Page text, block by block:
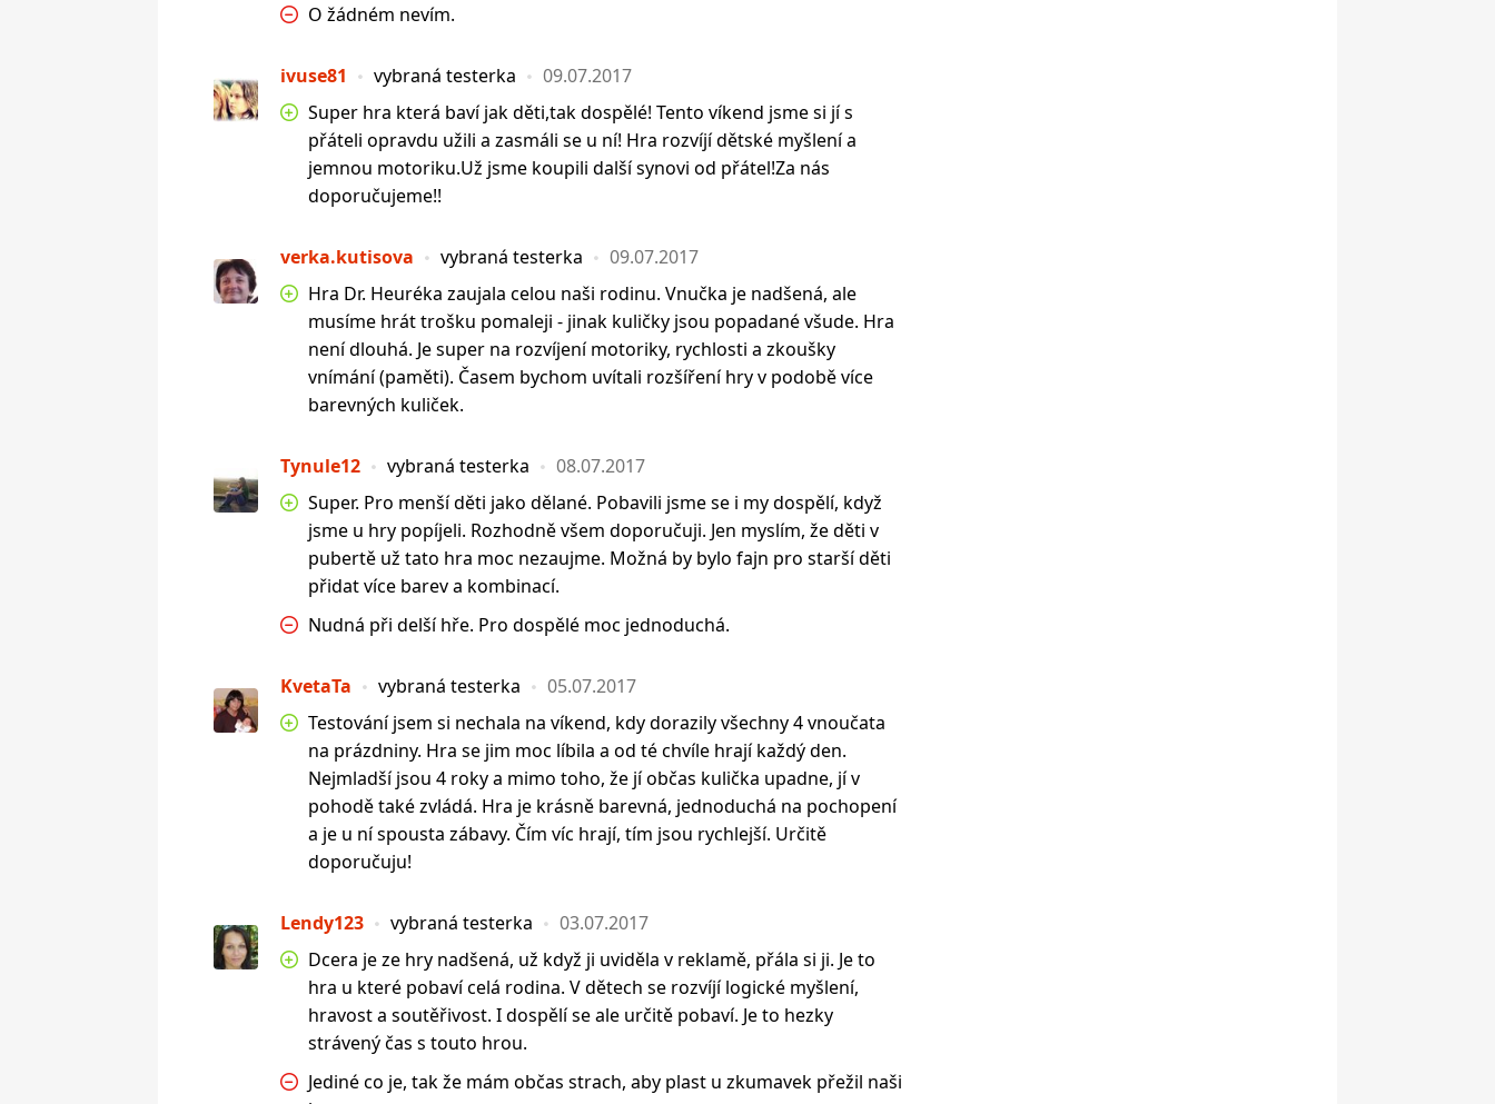
O žádném nevím.
ivuse81 vybraná testerka
09.07.2017
Super hra která baví jak děti,tak dospělé! Tento víkend jsme si jí s
přáteli opravdu užili a zasmáli se u ní! Hra rozvíjí dětské myšlení a
jemnou motoriku.Už jsme koupili další synovi od přátel!Za nás
doporučujeme!!
verka.kutisova vybraná testerka
09.07.2017
Hra Dr. Heuréka zaujala celou naši rodinu. Vnučka je nadšená, ale
musíme hrát trošku pomaleji - jinak kuličky jsou popadané všude. Hra
není dlouhá. Je super na rozvíjení motoriky, rychlosti a zkoušky
vnímání (paměti). Časem bychom uvítali rozšíření hry v podobě více
barevných kuliček.
Tynule12 vybraná testerka
08.07.2017
Super. Pro menší děti jako dělané. Pobavili jsme se i my dospělí, když
jsme u hry popíjeli. Rozhodně všem doporučuji. Jen myslím, že děti v
pubertě už tato hra moc nezaujme. Možná by bylo fajn pro starší děti
přidat více barev a kombinací.
Nudná při delší hře. Pro dospělé moc jednoduchá.
KvetaTa vybraná testerka
05.07.2017
Testování jsem si nechala na víkend, kdy dorazily všechny 4 vnoučata
na prázdniny. Hra se jim moc líbila a od té chvíle hrají každý den.
Nejmladší jsou 4 roky a mimo toho, že jí občas kulička upadne, jí v
pohodě také zvládá. Hra je krásně barevná, jednoduchá na pochopení
a je u ní spousta zábavy. Čím víc hrají, tím jsou rychlejší. Určitě
doporučuju!
Lendy123 vybraná testerka
03.07.2017
Dcera je ze hry nadšená, už když ji uviděla v reklamě, přála si ji. Je to
hra u které pobaví celá rodina. V dětech se rozvíjí logické myšlení,
hravost a soutěřivost. I dospělí se ale určitě pobaví. Je to hezky
strávený čas s touto hrou.
Jediné co je, tak že mám občas strach, aby plast u zkumavek přežil naši